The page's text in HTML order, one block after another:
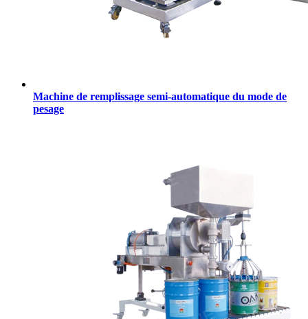
Machine de remplissage semi-automatique du mode de
pesage